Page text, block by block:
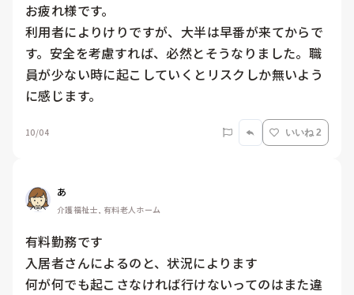
お疲れ様です。
利用者によりけりですが、大半は早番が来てからで
す。安全を考慮すれば、必然とそうなりました。職
員が少ない時に起こしていくとリスクしか無いよう
10/04 いいね 2
あ
介護福祉士, 有料老人ホーム
有料勤務です
入居者さんによるのと、状況によります
何が何でも起こさなければ行けないってのはまた違